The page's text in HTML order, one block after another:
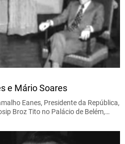
e Mário Soares
Eanes, Presidente da República,
Broz Tito no Palácio de Belém,…